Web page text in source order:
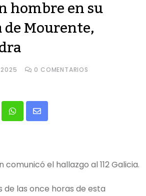
hombre en su
Mourente,
2025 0 COMENTARIOS
Whatsapp
Share
comunicó el hallazgo al 112 Galicia.
de las once horas de esta